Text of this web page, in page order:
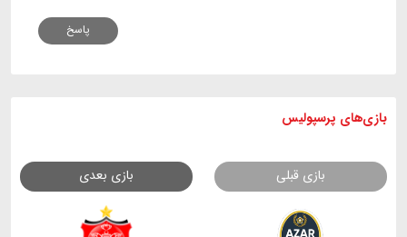
پاسخ
بازی های پرسپولیس
بازی قبلی بازی بعدی